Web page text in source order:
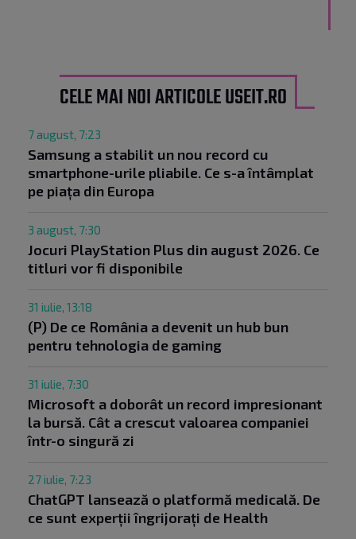
CELE MAI NOI ARTICOLE USEIT.RO
7 august, 7:23
Samsung a stabilit un nou record cu
smartphone-urile pliabile. Ce s-a întâmplat
pe piața din Europa
3 august, 7:30
Jocuri PlayStation Plus din august 2026. Ce
titluri vor fi disponibile
31 iulie, 13:18
(P) De ce România a devenit un hub bun
pentru tehnologia de gaming
31 iulie, 7:30
Microsoft a doborât un record impresionant
la bursă. Cât a crescut valoarea companiei
într-o singură zi
27 iulie, 7:23
ChatGPT lansează o platformă medicală. De
ce sunt experții îngrijorați de Health